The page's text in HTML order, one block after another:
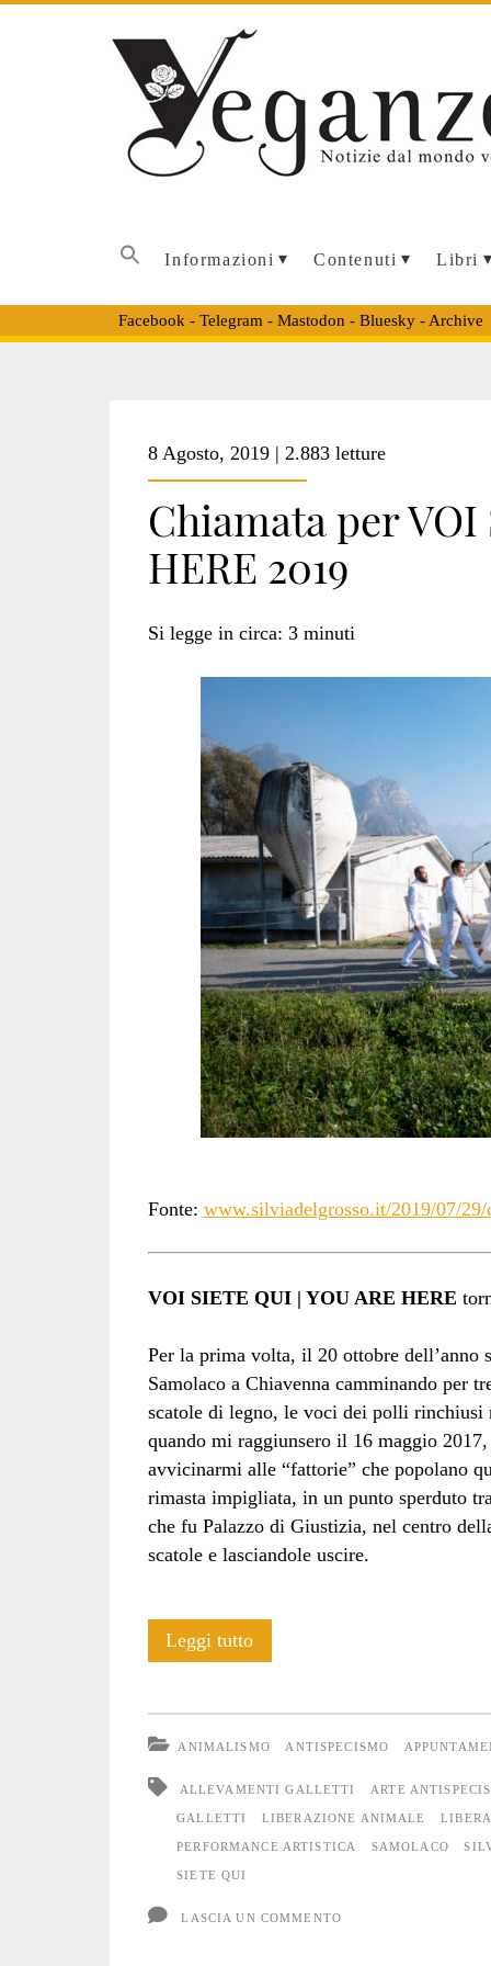
Informazioni Contenuti Libri
Facebook - Telegram - Mastodon - Bluesky- Archive
animalista</span>
8 Agosto, 2019 | 2.883 letture
Chiamata per VOI
HERE 2019
Si legge in circa: 3 minuti
Fonte: www.silviadelgrosso.it/2019/07/
VOI SIETE QUI | YOU ARE HERE
Per la prima volta, il 20 ottobre dell’anno
Samolaco a Chiavenna camminando per
scatole di legno, le voci dei polli rinchiusi
quando mi raggiunsero il 16 maggio
avvicinarmi alle “fattorie” che popolano
rimasta impigliata, in un punto sperduto
che fu Palazzo di Giustizia, nel centro
scatole e lasciandole uscire.
Leggi tuttoChiamata
QUI
|
ANIMALISMO ANTISPECISMO
ALLEVAMENTI GALLETTI ARTE
GALLETTI LIBERAZIONE ANIMALE
PERFORMANCE ARTISTICA SAMOLACO
SIETE QUI
LASCIA UN COMMENTO